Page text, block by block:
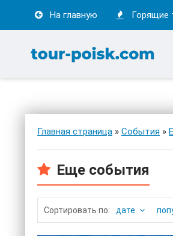
На главную Горящие
Главная страница » События »
Еще события
дате